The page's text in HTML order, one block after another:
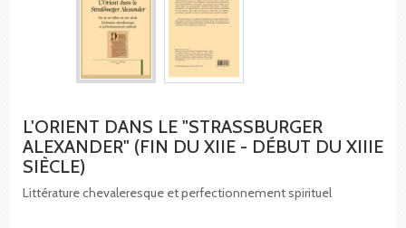
L'ORIENT DANS LE "STRASSBURGER
ALEXANDER" (FIN DU XIIE - DÉBUT DU XIIIE
SIÈCLE)
Littérature chevaleresque et perfectionnement spirituel